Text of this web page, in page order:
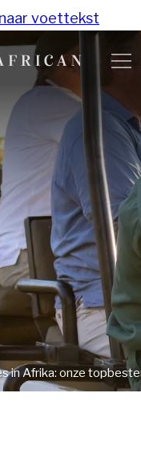
voettekst
in Afrika: onze